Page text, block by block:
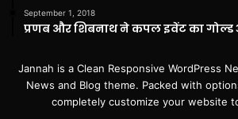
September 1, 2018
प्रणब और शिबनाथ ने कपल इवेंट का गोल्ड
Jannah is a Clean Responsive WordPress
News and Blog theme. Packed with
completely customize your website